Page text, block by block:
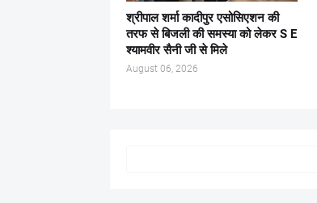
श्रीपाल शर्मा कादीपुर एसोसिएशन की
तरफ से बिजली की समस्या को लेकर S E
श्यामवीर सैनी जी से मिले
August 06, 2026